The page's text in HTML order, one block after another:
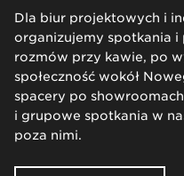
Dla biur projektowych i
organizujemy spotkania i
rozmów przy kawie, po
społeczność wokół
spacery po
i grupowe spotkania w
poza nimi.